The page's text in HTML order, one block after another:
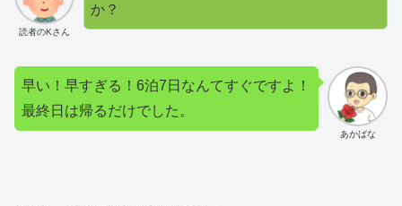
読者のKさん
か？
あかばな
早い！早すぎる！6泊7日なんてすぐですよ！
最終日は帰るだけでした。